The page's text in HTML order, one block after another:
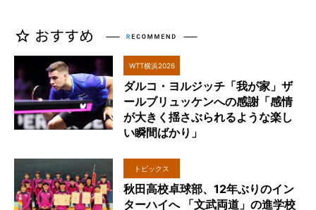
WTT横浜2026
ダルコ・ヨルジッチ「我が家」ザ
ールブリュッケンへの感謝「感情
が大きく揺さぶられるような楽し
い瞬間ばかり」
トピックス
秋田高校卓球部、12年ぶりのイン
ターハイへ 「文武両道」の進学校